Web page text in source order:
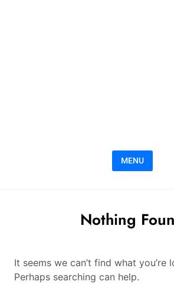
MENU
Nothing
It seems we can’t find what you’re
Perhaps searching can help.